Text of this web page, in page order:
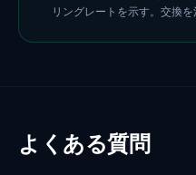
リングレートを示す。交換
よくある質問